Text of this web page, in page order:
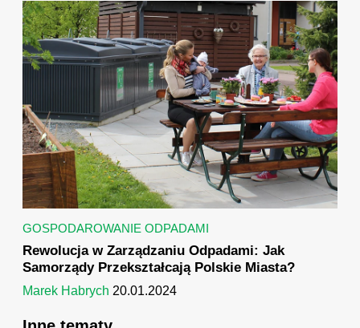
GOSPODAROWANIE ODPADAMI
Rewolucja w Zarządzaniu Odpadami: Jak
Samorządy Przekształcają Polskie Miasta?
Marek Habrych 20.01.2024